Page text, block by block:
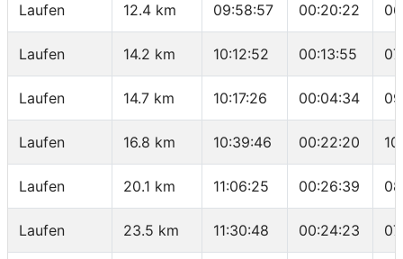
Laufen 12.4 km 09:58:57 00:20:22
Laufen 14.2 km 10:12:52 00:13:55
Laufen 14.7 km 10:17:26 00:04:34
Laufen 16.8 km 10:39:46 00:22:20
Laufen 20.1 km 11:06:25 00:26:39
Laufen 23.5 km 11:30:48 00:24:23